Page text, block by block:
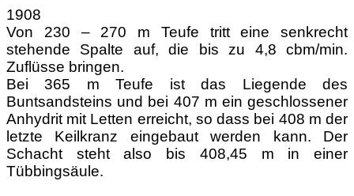
1908
Von 230 – 270 m Teufe tritt eine senkrecht
stehende Spalte auf, die bis zu 4,8 cbm/min.
Zuflüsse bringen.
Bei 365 m Teufe ist das Liegende des
Buntsandsteins und bei 407 m ein geschlossener
Anhydrit mit Letten erreicht, so dass bei 408 m der
letzte Keilkranz eingebaut werden kann. Der
Schacht steht also bis 408,45 m in einer
Tübbingsäule.